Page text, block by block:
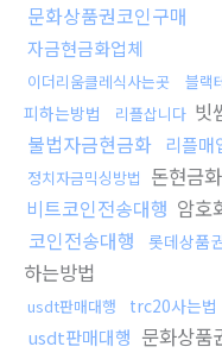
문화상품권코인구매
자금현금화업체
이더리움클레식사는곳 블랙
피하는방법
리플삽니다 빗
불법자금현금화
리플매
정치자금믹싱방법 돈현금
비트코인전송대행 암호
코인전송대행 롯데상품
하는방법
usdt판매대행 trc20사는법
usdt판매대행 문화상품